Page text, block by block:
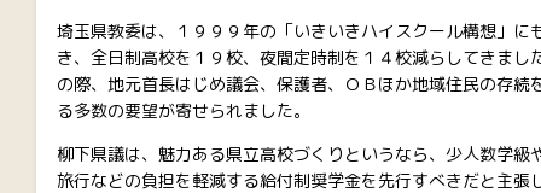
埼玉県教委は、１９９９年の「いきいきハイスクール構想」に
き、全日制高校を１９校、夜間定時制を１４校減らしてきまし
の際、地元首長はじめ議会、保護者、ＯＢほか地域住民の存続
る多数の要望が寄せられました。
柳下県議は、魅力ある県立高校づくりというなら、少人数学級
旅行などの負担を軽減する給付制奨学金を先行すべきだと主張